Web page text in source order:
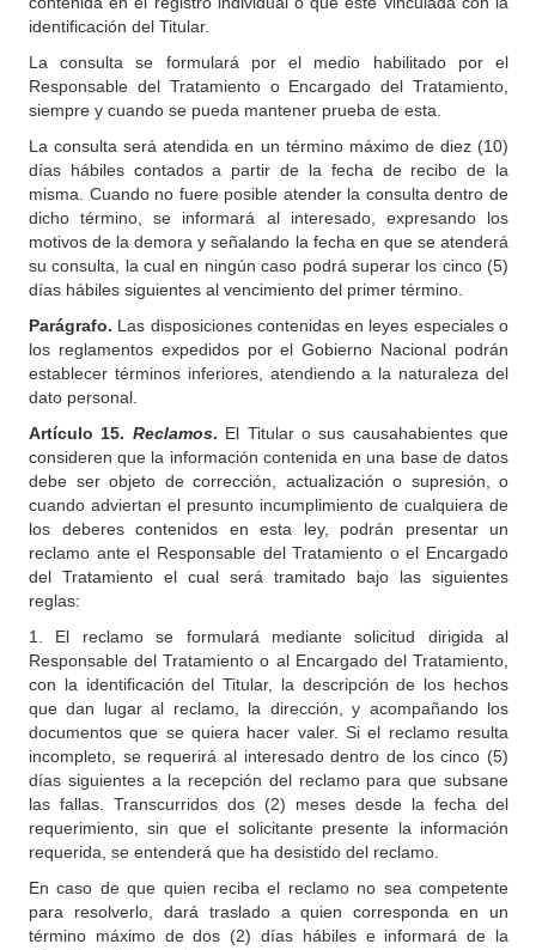
identificación del Titular.
La consulta se formulará por el medio habilitado por el
Responsable del Tratamiento o Encargado del Tratamiento,
siempre y cuando se pueda mantener prueba de esta.
La consulta será atendida en un término máximo de diez (10)
días hábiles contados a partir de la fecha de recibo de la
misma. Cuando no fuere posible atender la consulta dentro de
dicho término, se informará al interesado, expresando los
motivos de la demora y señalando la fecha en que se atenderá
su consulta, la cual en ningún caso podrá superar los cinco (5)
días hábiles siguientes al vencimiento del primer término.
Parágrafo. Las disposiciones contenidas en leyes especiales o
los reglamentos expedidos por el Gobierno Nacional podrán
establecer términos inferiores, atendiendo a la naturaleza del
dato personal.
Artículo 15. Reclamos. El Titular o sus causahabientes que
consideren que la información contenida en una base de datos
debe ser objeto de corrección, actualización o supresión, o
cuando adviertan el presunto incumplimiento de cualquiera de
los deberes contenidos en esta ley, podrán presentar un
reclamo ante el Responsable del Tratamiento o el Encargado
del Tratamiento el cual será tramitado bajo las siguientes
reglas:
1. El reclamo se formulará mediante solicitud dirigida al
Responsable del Tratamiento o al Encargado del Tratamiento,
con la identificación del Titular, la descripción de los hechos
que dan lugar al reclamo, la dirección, y acompañando los
documentos que se quiera hacer valer. Si el reclamo resulta
incompleto, se requerirá al interesado dentro de los cinco (5)
días siguientes a la recepción del reclamo para que subsane
las fallas. Transcurridos dos (2) meses desde la fecha del
requerimiento, sin que el solicitante presente la información
requerida, se entenderá que ha desistido del reclamo.
En caso de que quien reciba el reclamo no sea competente
para resolverlo, dará traslado a quien corresponda en un
término máximo de dos (2) días hábiles e informará de la